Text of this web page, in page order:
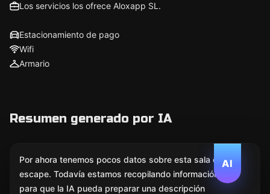
Los servicios los ofrece Aloxapp SL.
Estacionamiento de pago
Wifi
Armario
Resumen generado por IA
AI
Por ahora tenemos pocos datos sobre esta sala de
escape. Todavía estamos recopilando información
para que la IA pueda preparar una descripción